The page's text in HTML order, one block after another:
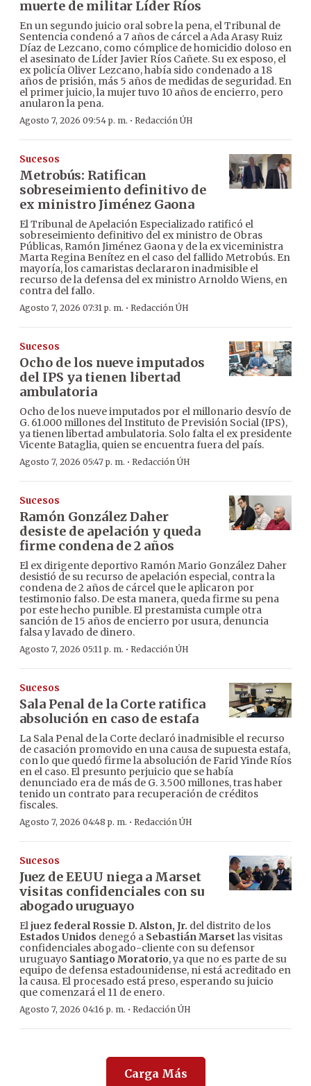
muerte de militar Líder Ríos
En un segundo juicio oral sobre la pena, el Tribunal de
Sentencia condenó a 7 años de cárcel a Ada Arasy Ruiz
Díaz de Lezcano, como cómplice de homicidio doloso en
el asesinato de Líder Javier Ríos Cañete. Su ex esposo, el
ex policía Oliver Lezcano, había sido condenado a 18
años de prisión, más 5 años de medidas de seguridad. En
el primer juicio, la mujer tuvo 10 años de encierro, pero
anularon la pena.
Agosto 7, 2026 09:54 p. m. · Redacción ÚH
Sucesos
Metrobús: Ratifican
sobreseimiento definitivo de
ex ministro Jiménez Gaona
El Tribunal de Apelación Especializado ratificó el
sobreseimiento definitivo del ex ministro de Obras
Públicas, Ramón Jiménez Gaona y de la ex viceministra
Marta Regina Benítez en el caso del fallido Metrobús. En
mayoría, los camaristas declararon inadmisible el
recurso de la defensa del ex ministro Arnoldo Wiens, en
contra del fallo.
Agosto 7, 2026 07:31 p. m. · Redacción ÚH
Sucesos
Ocho de los nueve imputados
del IPS ya tienen libertad
ambulatoria
Ocho de los nueve imputados por el millonario desvío de
G. 61.000 millones del Instituto de Previsión Social (IPS),
ya tienen libertad ambulatoria. Solo falta el ex presidente
Vicente Bataglia, quien se encuentra fuera del país.
Agosto 7, 2026 05:47 p. m. · Redacción ÚH
Sucesos
Ramón González Daher
desiste de apelación y queda
firme condena de 2 años
El ex dirigente deportivo Ramón Mario González Daher
desistió de su recurso de apelación especial, contra la
condena de 2 años de cárcel que le aplicaron por
testimonio falso. De esta manera, queda firme su pena
por este hecho punible. El prestamista cumple otra
sanción de 15 años de encierro por usura, denuncia
falsa y lavado de dinero.
Agosto 7, 2026 05:11 p. m. · Redacción ÚH
Sucesos
Sala Penal de la Corte ratifica
absolución en caso de estafa
La Sala Penal de la Corte declaró inadmisible el recurso
de casación promovido en una causa de supuesta estafa,
con lo que quedó firme la absolución de Farid Yinde Ríos
en el caso. El presunto perjuicio que se había
denunciado era de más de G. 3.500 millones, tras haber
tenido un contrato para recuperación de créditos
fiscales.
Agosto 7, 2026 04:48 p. m. · Redacción ÚH
Sucesos
Juez de EEUU niega a Marset
visitas confidenciales con su
abogado uruguayo
Eljuez federal Rossie D. Alston, Jr. del distrito de los
Estados Unidos denegó a Sebastián Marset las visitas
confidenciales abogado-cliente con su defensor
uruguayo Santiago Moratorio, ya que no es parte de su
equipo de defensa estadounidense, ni está acreditado en
la causa. El procesado está preso, esperando su juicio
que comenzará el 11 de enero.
Agosto 7, 2026 04:16 p. m. · Redacción ÚH
Carga Más